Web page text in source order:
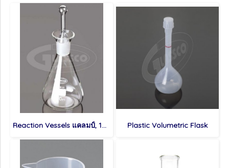
Reaction Vessels แคลมป์, 100 mm Plastic Volumetric Flask